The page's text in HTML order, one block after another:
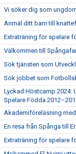
Vi söker dig som
Anmäl ditt barn till
Extraträning för spelare
Välkommen till
Sök tjänsten som
Sök jobbet som
Lyckad Höstcamp 2024:
Spelare Födda
Akademiföreläsning
En resa från Spånga till
Extraträning för spelare